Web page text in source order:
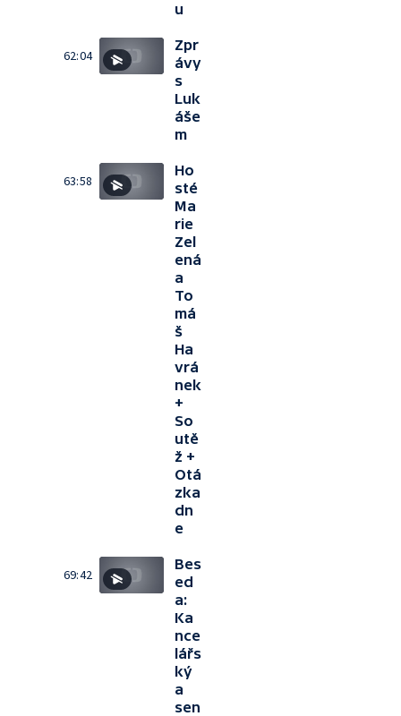
u
62:04
Zpr
ávy
s
Luk
áše
m
63:58
Ho
sté
Ma
rie
Zel
ená
a
To
má
š
Ha
vrá
nek
+
So
utě
ž +
Otá
zka
dn
e
69:42
Bes
ed
a:
Ka
nce
lářs
ký
a
sen